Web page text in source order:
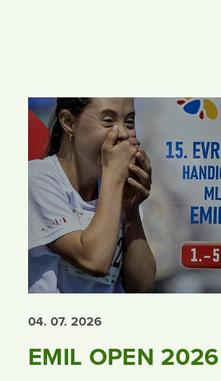
04. 07. 2026
EMIL OPEN 2026